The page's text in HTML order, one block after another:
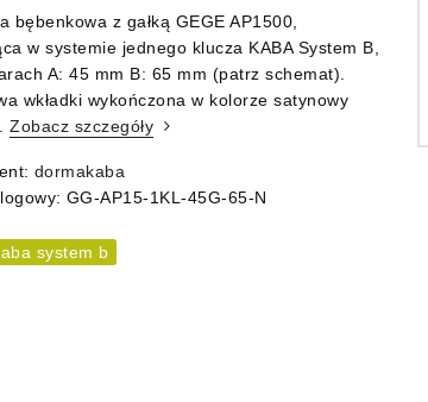
bębenkowa z gałką GEGE AP1500,
w systemie jednego klucza KABA System B,
A: 45 mm B: 65 mm (patrz schemat).
wkładki wykończona w kolorze satynowy
Zobacz szczegóły
dormakaba
GG-AP15-1KL-45G-65-N
system b